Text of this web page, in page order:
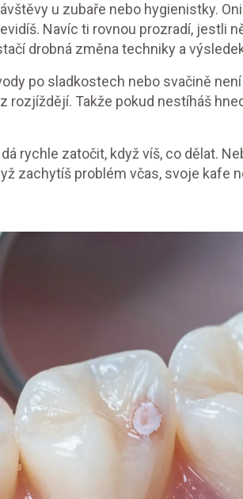
u zubaře nebo hygienistky.
Navíc ti rovnou prozradí, jestli
drobná změna techniky a
po sladkostech nebo svačině
rozjíždějí. Takže pokud nestíháš
rychle zatočit, když víš, co dělat.
zachytíš problém včas, svoje kafe